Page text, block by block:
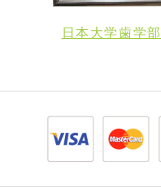
日本大学歯学